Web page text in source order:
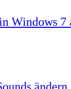
Windows 7
ändern